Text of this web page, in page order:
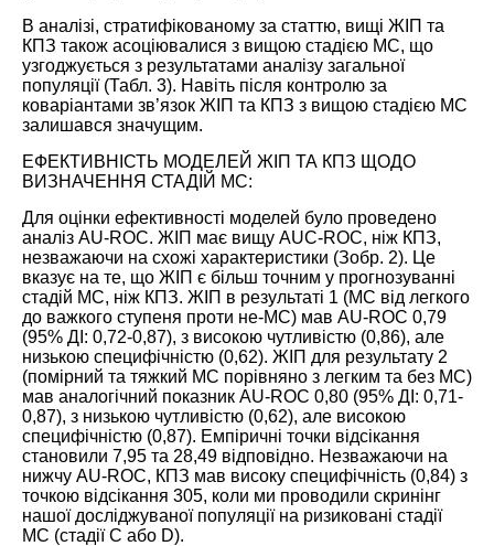
В аналізі, стратифікованому за статтю, вищі ЖІП та
КПЗ також асоціювалися з вищою стадією МС, що
узгоджується з результатами аналізу загальної
популяції (Табл. 3). Навіть після контролю за
коваріантами зв’язок ЖІП та КПЗ з вищою стадією МС
залишався значущим.
ЕФЕКТИВНІСТЬ МОДЕЛЕЙ ЖІП ТА КПЗ ЩОДО
ВИЗНАЧЕННЯ СТАДІЙ МС:
Для оцінки ефективності моделей було проведено
аналіз AU-ROC. ЖІП має вищу AUC-ROC, ніж КПЗ,
незважаючи на схожі характеристики (Зобр. 2). Це
вказує на те, що ЖІП є більш точним у прогнозуванні
стадій МС, ніж КПЗ. ЖІП в результаті 1 (МС від легкого
до важкого ступеня проти не-МС) мав AU-ROC 0,79
(95% ДІ: 0,72-0,87), з високою чутливістю (0,86), але
низькою специфічністю (0,62). ЖІП для результату 2
(помірний та тяжкий МС порівняно з легким та без МС)
мав аналогічний показник AU-ROC 0,80 (95% ДІ: 0,71-
0,87), з низькою чутливістю (0,62), але високою
специфічністю (0,87). Емпіричні точки відсікання
становили 7,95 та 28,49 відповідно. Незважаючи на
нижчу AU-ROC, КПЗ мав високу специфічність (0,84) з
точкою відсікання 305, коли ми проводили скринінг
нашої досліджуваної популяції на ризиковані стадії
МС (стадії C або D).